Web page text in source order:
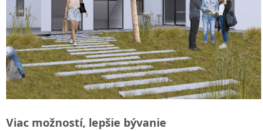
Viac možností, lepšie bývanie